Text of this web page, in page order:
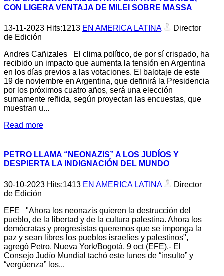
CON LIGERA VENTAJA DE MILEI SOBRE MASSA
13-11-2023 Hits:1213 EN AMERICA LATINA
Director
de Edición
Andres Cañizales El clima político, de por sí crispado, ha
recibido un impacto que aumenta la tensión en Argentina
en los días previos a las votaciones. El balotaje de este
19 de noviembre en Argentina, que definirá la Presidencia
por los próximos cuatro años, será una elección
sumamente reñida, según proyectan las encuestas, que
muestran u...
Read more
PETRO LLAMA “NEONAZIS” A LOS JUDÍOS Y
DESPIERTA LA INDIGNACIÓN DEL MUNDO
30-10-2023 Hits:1413 EN AMERICA LATINA
Director
de Edición
EFE "Ahora los neonazis quieren la destrucción del
pueblo, de la libertad y de la cultura palestina. Ahora los
demócratas y progresistas queremos que se imponga la
paz y sean libres los pueblos israelíes y palestinos",
agregó Petro. Nueva York/Bogotá, 9 oct (EFE).- El
Consejo Judío Mundial tachó este lunes de “insulto” y
“vergüenza” los...